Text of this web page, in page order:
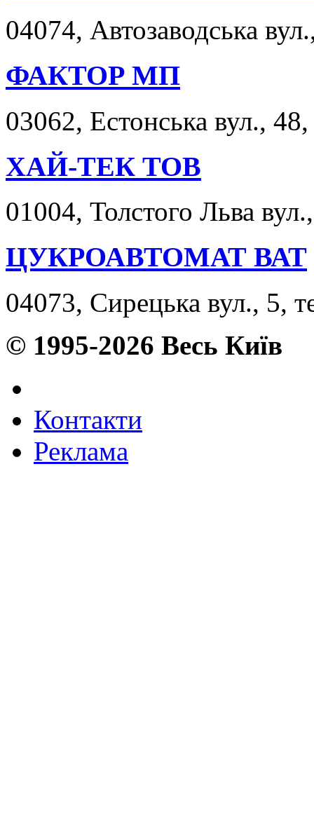
04074, Автозаводська
ФАКТОР МП
03062, Естонська вул.,
ХАЙ-ТЕК ТОВ
01004, Толстого Льва
ЦУКРОАВТОМАТ ВАТ
04073, Сирецька вул., 5,
© 1995-2026 Весь Київ
Контакти
Реклама